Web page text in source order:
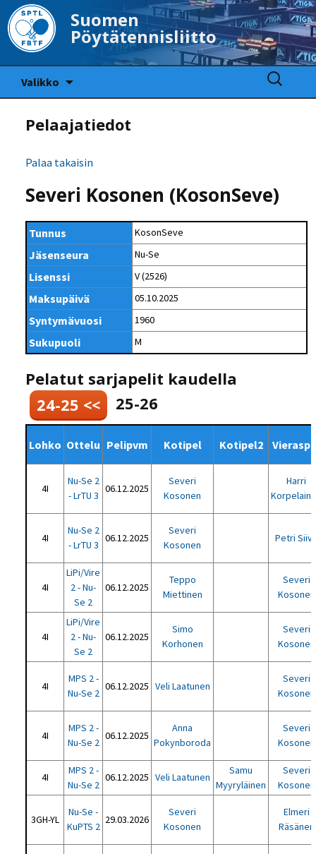
Suomen
Pöytätennisliitto
Valikko
Haku:
Pelaajatiedot
Palaa takaisin
Severi Kosonen (KosonSeve)
Tunnus KosonSeve
Jäsenseura Nu-Se
Lisenssi V (2526)
Maksupäivä 05.10.2025
Syntymävuosi 1960
Sukupuoli M
Pelatut sarjapelit kaudella
24-25 <<
25-26
Lohko Ottelu Pelipvm Kotipel Kotipel2
4I
Nu-Se 2
- LrTU 3
06.12.2025
Severi
Kosonen
Harri
4I
Nu-Se 2
- LrTU 3
06.12.2025
Severi
Kosonen
Petri
4I
LiPi/Vire
2 - Nu-
Se 2
06.12.2025
Teppo
Miettinen
Severi
Kosonen
4I
LiPi/Vire
2 - Nu-
Se 2
06.12.2025
Simo
Korhonen
Severi
Kosonen
4I
MPS 2 -
Nu-Se 2
06.12.2025 Veli Laatunen
Severi
Kosonen
4I
MPS 2 -
Nu-Se 2
06.12.2025
Anna
Pokynboroda
Severi
Kosonen
4I
MPS 2 -
Nu-Se 2
06.12.2025 Veli Laatunen
Samu
Myyryläinen
Severi
Kosonen
3GH-YL
Nu-Se -
KuPTS 2
29.03.2026
Severi
Kosonen
Elmeri
Räsänen